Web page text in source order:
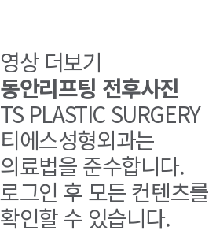
영상 더보기
동안리프팅 전후사진
TS PLASTIC SURGERY
티에스성형외과는
의료법을 준수합니다.
로그인 후 모든 컨텐츠를
확인할 수 있습니다.